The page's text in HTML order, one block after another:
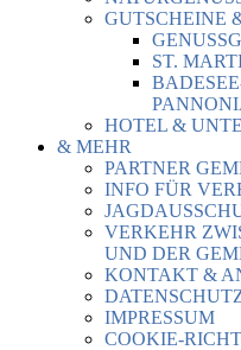
GUTSCHEINE
ST.
HOTEL &
& MEHR
PARTNER
INFO FÜR
VERKEHR
UND DER
KONTAKT &
IMPRESSUM
COOKIE-